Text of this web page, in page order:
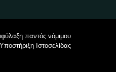
παντός νόμιμου
Ιστοσελίδας